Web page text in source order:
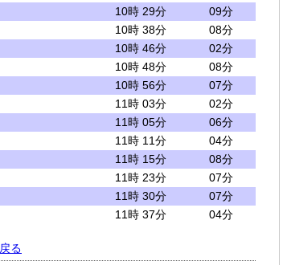
10時 29分
09分
10時 38分
08分
10時 46分
02分
10時 48分
08分
10時 56分
07分
11時 03分
02分
11時 05分
06分
11時 11分
04分
11時 15分
08分
11時 23分
07分
11時 30分
07分
11時 37分 04分
戻る